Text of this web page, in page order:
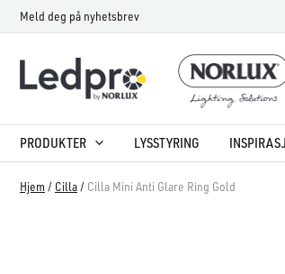
Hopp
rett
innholdet
Meld deg på nyhetsbrev
PRODUKTER LYSSTYRING
Hjem / Cilla / Cilla Mini Anti Glare Ring Gold